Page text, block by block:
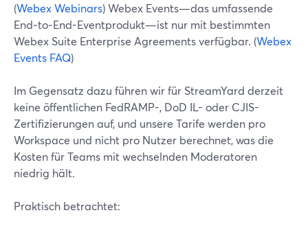
(Webex Webinars) Webex Events—das umfassende
End‑to‑End-Eventprodukt—ist nur mit bestimmten
Webex Suite Enterprise Agreements verfügbar. (Webex
Events FAQ)
Im Gegensatz dazu führen wir für StreamYard derzeit
keine öffentlichen FedRAMP-, DoD IL- oder CJIS-
Zertifizierungen auf, und unsere Tarife werden pro
Workspace und nicht pro Nutzer berechnet, was die
Kosten für Teams mit wechselnden Moderatoren
niedrig hält.
Praktisch betrachtet: